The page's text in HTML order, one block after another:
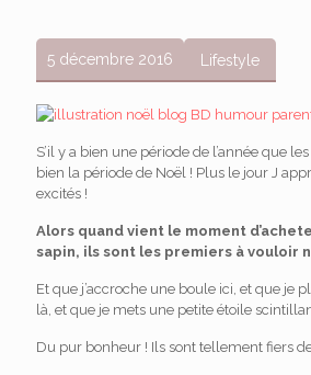
5 décembre 2016 Lifestyle
S’il y a bien une période de l’année que
bien la période de Noël ! Plus le jour J
excités !
Alors quand vient le moment
sapin, ils sont les premiers à vouloir
Et que j’accroche une boule ici, et que je
là, et que je mets une petite étoile
Du pur bonheur ! Ils sont tellement fiers